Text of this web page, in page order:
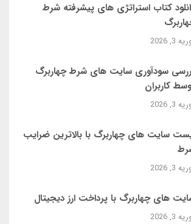
کتاب استراتژی‌ های پیشرفته شرط
3, 2026
سودآوری سایت‌ های شرط چهاربرگ
کاربران
3, 2026
سایت‌ های چهاربرگ با بالاترین ضرایب
3, 2026
های چهاربرگ با پرداخت ارز دیجیتال
3, 2026